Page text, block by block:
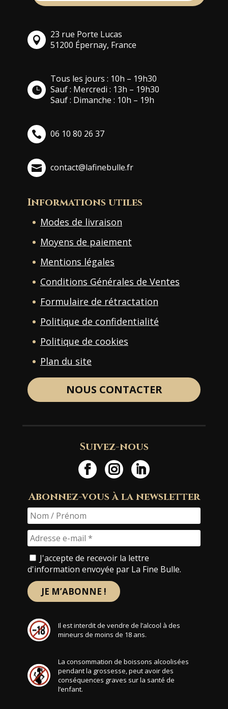
23 rue Porte Lucas
51200 Épernay, France
Tous les jours : 10h – 19h30
Sauf : Mercredi : 13h – 19h30
Sauf : Dimanche : 10h – 19h
06 10 80 26 37
contact@lafinebulle.fr
Informations utiles
Modes de livraison
Moyens de paiement
Mentions légales
Conditions Générales de Ventes
Formulaire de rétractation
Politique de confidentialité
Politique de cookies
Plan du site
NOUS CONTACTER
Suivez-nous
Abonnez-vous à la newsletter
J'accepte de recevoir la lettre
d'information envoyée par La Fine Bulle.
Il est interdit de vendre de l’alcool à des
mineurs de moins de 18 ans.
La consommation de boissons alcoolisées
pendant la grossesse, peut avoir des
conséquences graves sur la santé de
l’enfant.